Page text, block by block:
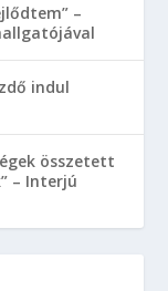
–
indul
összetett
– Interjú